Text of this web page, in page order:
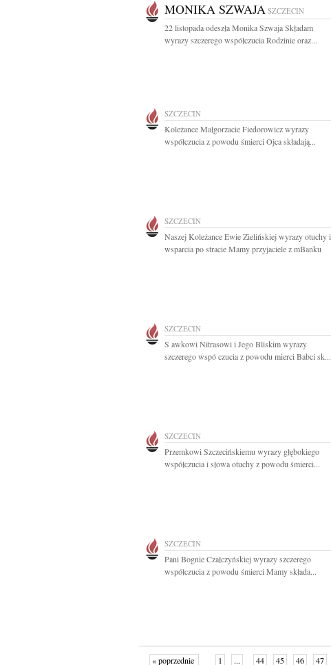
MONIKA SZWAJA SZCZECIN
22 listopada odeszła Monika Szwaja Składam
wyrazy szczerego współczucia Rodzinie oraz...
SZCZECIN
Koleżance Małgorzacie Fiedorowicz wyrazy
współczucia z powodu śmierci Ojca składają...
SZCZECIN
Naszej Koleżance Ewie Zielińskiej wyrazy otuchy i
wsparcia po stracie Mamy przyjaciele z mBanku
SZCZECIN
S awkowi Nitrasowi i Jego Bliskim wyrazy
szczerego wspó czucia z powodu mierci Babci sk...
SZCZECIN
Przemkowi Szczecińskiemu wyrazy głębokiego
współczucia i słowa otuchy z powodu śmierci...
SZCZECIN
Pani Bognie Czałczyńskiej wyrazy szczerego
współczucia z powodu śmierci Mamy składa...
« poprzednie 1 ... 44 45 46 47